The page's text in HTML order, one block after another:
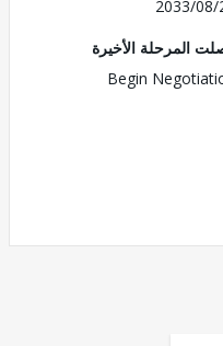
الأخيرة
Begin